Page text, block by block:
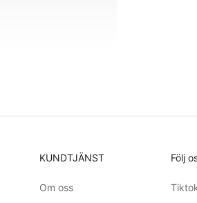
KUNDTJÄNST
Om oss
Följ